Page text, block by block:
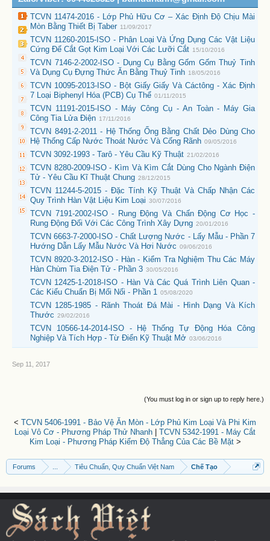
TCVN 11474-2016 - Lớp Phủ Hữu Cơ – Xác Định Độ Chịu Mài
Mòn Bằng Thiết Bị Taber 11/09/2017
TCVN 11260-2015-ISO - Phân Loại Và Ứng Dụng Các Vật Liệu
Cứng Để Cắt Gọt Kim Loại Với Các Lưỡi Cắt 15/10/2016
TCVN 7146-2-2002-ISO - Dụng Cụ Bằng Gốm Gốm Thuỷ Tinh
Và Dụng Cụ Đựng Thức Ăn Bằng Thuỷ Tinh 18/05/2016
TCVN 10095-2013-ISO - Bột Giấy Giấy Và Cáctông - Xác Định
7 Loại Biphenyl Hóa (PCB) Cụ Thể 01/11/2015
TCVN 11191-2015-ISO - Máy Công Cụ - An Toàn - Máy Gia
Công Tia Lửa Điện 17/11/2016
TCVN 8491-2-2011 - Hệ Thống Ống Bằng Chất Dẻo Dùng Cho
Hệ Thống Cấp Nước Thoát Nước Và Cống Rãnh 09/05/2016
TCVN 3092-1993 - Tarô - Yêu Cầu Kỹ Thuật 21/02/2016
TCVN 8280-2009-ISO - Kìm Và Kìm Cắt Dùng Cho Ngành Điện
Tử - Yêu Cầu Kĩ Thuật Chung 28/12/2015
TCVN 11244-5-2015 - Đặc Tính Kỹ Thuật Và Chấp Nhận Các
Quy Trình Hàn Vật Liệu Kim Loại 30/07/2016
TCVN 7191-2002-ISO - Rung Động Và Chấn Động Cơ Học -
Rung Động Đối Với Các Công Trình Xây Dựng 20/01/2016
TCVN 6663-7-2000-ISO - Chất Lượng Nước - Lấy Mẫu - Phần 7
Hướng Dẫn Lấy Mẫu Nước Và Hơi Nước 09/06/2016
TCVN 8920-3-2012-ISO - Hàn - Kiểm Tra Nghiệm Thu Các Máy
Hàn Chùm Tia Điện Tử - Phần 3 30/05/2016
TCVN 12425-1-2018-ISO - Hàn Và Các Quá Trình Liên Quan -
Các Kiểu Chuẩn Bị Mối Nối - Phần 1
05/08/2020
TCVN 1285-1985 - Rãnh Thoát Đá Mài - Hình Dạng Và Kích
Thước 29/02/2016
TCVN 10566-14-2014-ISO - Hệ Thống Tự Động Hóa Công
Nghiệp Và Tích Hợp - Từ Điển Kỹ Thuật Mở 03/06/2016
Sep 11, 2017
(You must log in or sign up to reply here.)
< TCVN 5406-1991 - Bảo Vệ Ăn Mòn - Lớp Phủ Kim Loại Và Phi Kim
Loại Vô Cơ - Phương Pháp Thử Nhanh | TCVN 5342-1991 - Máy Cắt
Kim Loại - Phương Pháp Kiểm Độ Thẳng Của Các Bề Mặt>
Forums Tiêu Chuẩn, Quy Chuẩn Việt Nam Chế Tạo